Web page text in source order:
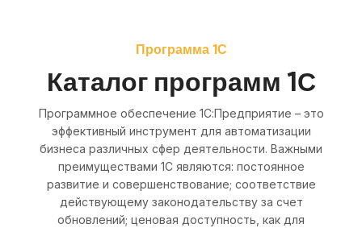
Программа 1С
Каталог программ 1С
Программное обеспечение 1С:Предприятие – это
эффективный инструмент для автоматизации
бизнеса различных сфер деятельности. Важными
преимуществами 1С являются: постоянное
развитие и совершенствование; соответствие
действующему законодательству за счет
обновлений; ценовая доступность, как для